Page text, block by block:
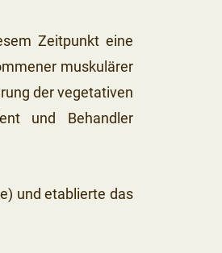
Zeitpunkt eine
muskulärer
der vegetativen
und Behandler
und etablierte das